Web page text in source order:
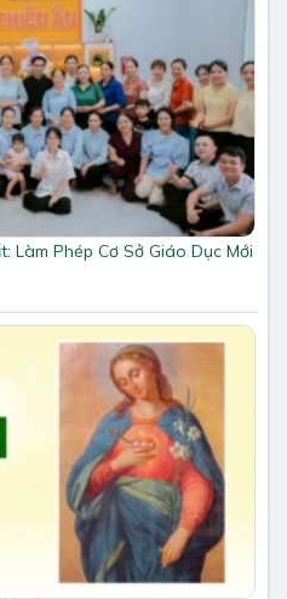
Làm Phép Cơ Sở Giáo Dục Mới